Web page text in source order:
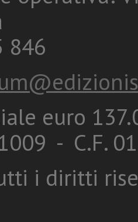
846
euro
- C.F.
i diritti